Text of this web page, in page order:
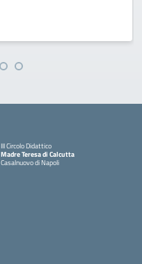
III Circolo Didattico
Madre Teresa di Calcutta
Casalnuovo di Napoli
— Visita la pagina iniziale della scuola